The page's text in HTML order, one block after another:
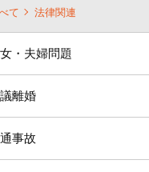
て 法律関連
・夫婦問題
離婚
事故